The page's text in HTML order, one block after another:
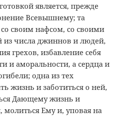
является, прежде
Всевышнему; та
со своим нафсом, со своими
из числа джиннов и людей,
грехов, избавление себя
и аморальности, а сердца и
одна из тех
жизнь и заботиться о ней,
Дающему жизнь и
молиться Ему и, уповая на